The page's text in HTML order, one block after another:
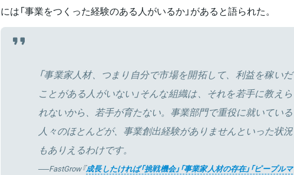
には「事業をつくった経験のある人がいるか」があると語られた。
「事業家人材、つまり自分で市場を開拓して、利益を稼いだ
ことがある人がいない」そんな組織は、それを若手に教えら
れないから、若手が育たない。事業部門で重役に就いている
人々のほとんどが、事業創出経験がありませんといった状況
もありえるわけです。
──FastGrow『成長したければ「挑戦機会」「事業家人材の存在」「ピープルマ